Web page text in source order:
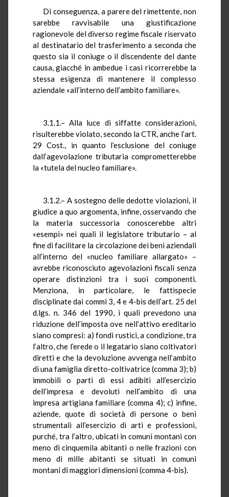
Di conseguenza, a parere del rimettente, non
sarebbe ravvisabile una giustificazione
ragionevole del diverso regime fiscale riservato
al destinatario del trasferimento a seconda che
questo sia il coniuge o il discendente del dante
causa, giacché in ambedue i casi ricorrerebbe la
stessa esigenza di mantenere il complesso
aziendale «all’interno dell’ambito familiare».
3.1.1.– Alla luce di siffatte considerazioni,
risulterebbe violato, secondo la CTR, anche l’art.
29 Cost., in quanto l’esclusione del coniuge
dall’agevolazione tributaria comprometterebbe
la «tutela del nucleo familiare».
3.1.2.– A sostegno delle dedotte violazioni, il
giudice a quo argomenta, infine, osservando che
la materia successoria conoscerebbe altri
«esempi» nei quali il legislatore tributario – al
fine di facilitare la circolazione dei beni aziendali
all’interno del «nucleo familiare allargato» –
avrebbe riconosciuto agevolazioni fiscali senza
operare distinzioni tra i suoi componenti.
Menziona, in particolare, le fattispecie
disciplinate dai commi 3, 4 e 4-bis dell’art. 25 del
d.lgs. n. 346 del 1990, i quali prevedono una
riduzione dell’imposta ove nell’attivo ereditario
siano compresi: a) fondi rustici, a condizione, tra
l’altro, che l’erede o il legatario siano coltivatori
diretti e che la devoluzione avvenga nell’ambito
di una famiglia diretto-coltivatrice (comma 3); b)
immobili o parti di essi adibiti all’esercizio
dell’impresa e devoluti nell’ambito di una
impresa artigiana familiare (comma 4); c) infine,
aziende, quote di società di persone o beni
strumentali all’esercizio di arti e professioni,
purché, tra l’altro, ubicati in comuni montani con
meno di cinquemila abitanti o nelle frazioni con
meno di mille abitanti se situati in comuni
montani di maggiori dimensioni (comma 4-bis).